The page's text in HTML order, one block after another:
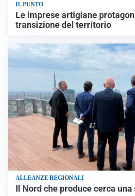
IL PUNTO
Le imprese artigiane
transizione del territorio
ALLEANZE REGIONALI
Il Nord che produce cerca